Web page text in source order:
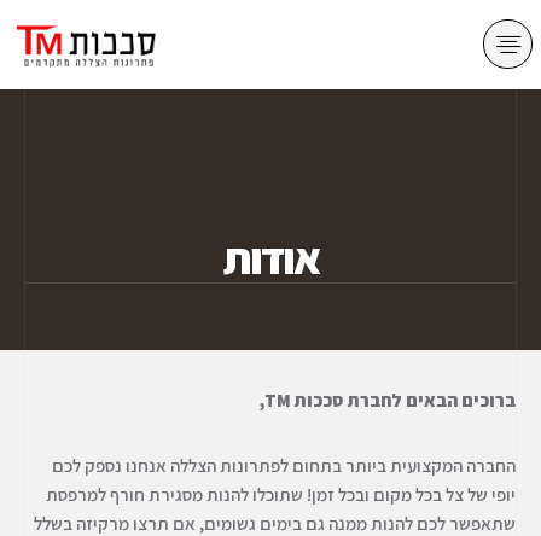
אודות
ברוכים הבאים לחברת סככות TM,
החברה המקצועית ביותר בתחום לפתרונות הצללה אנחנו נספק לכם
יופי של צל בכל מקום ובכל זמן! שתוכלו להנות מסגירת חורף למרפסת
שתאפשר לכם להנות ממנה גם בימים גשומים, אם תרצו מרקיזה בשלל